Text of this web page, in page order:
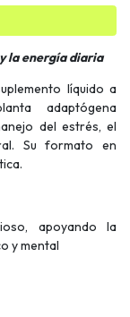
la energía diaria
líquido a
adaptógena
del estrés, el
Su formato en
apoyando la
y mental